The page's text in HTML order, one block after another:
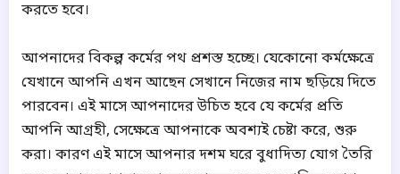
করতে হবে।
আপনাদের বিকল্প কর্মের পথ প্রশস্ত হচ্ছে। যেকোনো কর্মক্ষেত্রে
যেখানে আপনি এখন আছেন সেখানে নিজের নাম ছড়িয়ে দিতে
পারবেন। এই মাসে আপনাদের উচিত হবে যে কর্মের প্রতি
আপনি আগ্রহী, সেক্ষেত্রে আপনাকে অবশ্যই চেষ্টা করে, শুরু
করা। কারণ এই মাসে আপনার দশম ঘরে বুধাদিত্য যোগ তৈরি